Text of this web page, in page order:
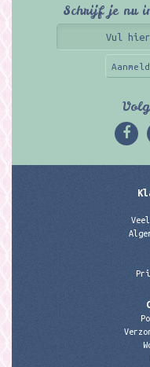
Schrijf je nu